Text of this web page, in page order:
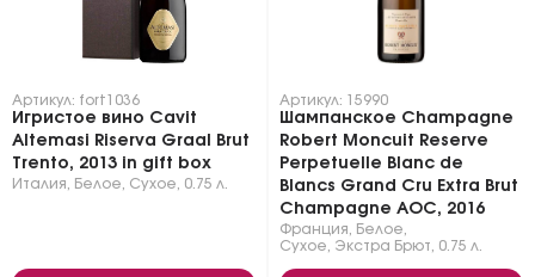
Артикул: fort1036
Игристое вино Cavit
Altemasi Riserva Graal Brut
Trento, 2013 in gift box
Италия Белое Сухое 0.75 л.
Артикул: 15990
Шампанское Champagne
Robert Moncuit Reserve
Perpetuelle Blanc de
Blancs Grand Cru Extra Brut
Champagne AOC, 2016
Франция Белое
Сухое, Экстра Брют
0.75 л.